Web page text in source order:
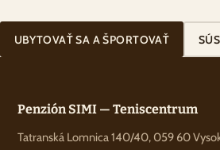
UBYTOVAŤ SA A ŠPORTOVAŤ
Penzión SIMI — Teniscentrum
Tatranská Lomnica 140/40, 059 60